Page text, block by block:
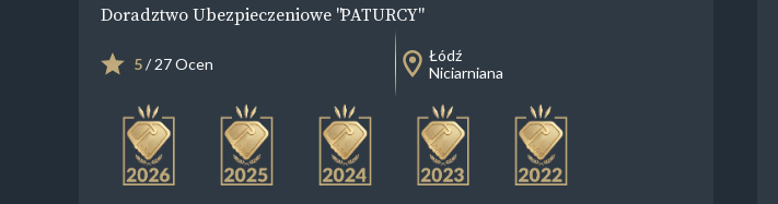
Doradztwo Ubezpieczeniowe "PATURCY"
5/ 27 Ocen
Łódź
Niciarniana